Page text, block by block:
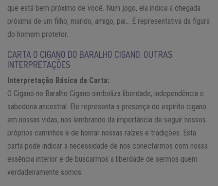
que está bem próximo de você. Num jogo, ela indica a chegada
próxima de um filho, marido, amigo, pai… É representativa da figura
do homem protetor.
CARTA O CIGANO DO BARALHO CIGANO: OUTRAS
INTERPRETAÇÕES
Interpretação Básica da Carta:
O Cigano no Baralho Cigano simboliza liberdade, independência e
sabedoria ancestral. Ele representa a presença do espírito cigano
em nossas vidas, nos lembrando da importância de seguir nossos
próprios caminhos e de honrar nossas raízes e tradições. Esta
carta pode indicar a necessidade de nos conectarmos com nossa
essência interior e de buscarmos a liberdade de sermos quem
verdadeiramente somos.